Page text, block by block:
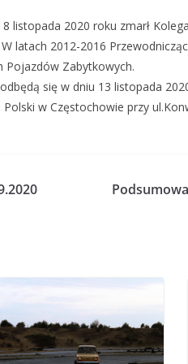
listopada 2020 roku zmarł
latach 2012-2016
Pojazdów Zabytkowych.
się w dniu 13 listopada
w Częstochowie przy